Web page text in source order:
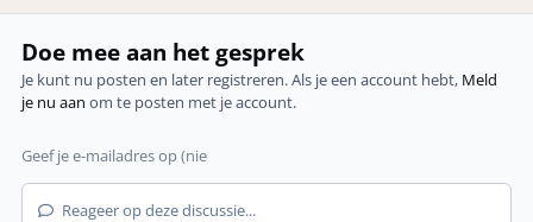
Doe mee aan het gesprek
Je kunt nu posten en later registreren. Als je een account hebt, Meld
je nu aan om te posten met je account.
Reageer op deze discussie...